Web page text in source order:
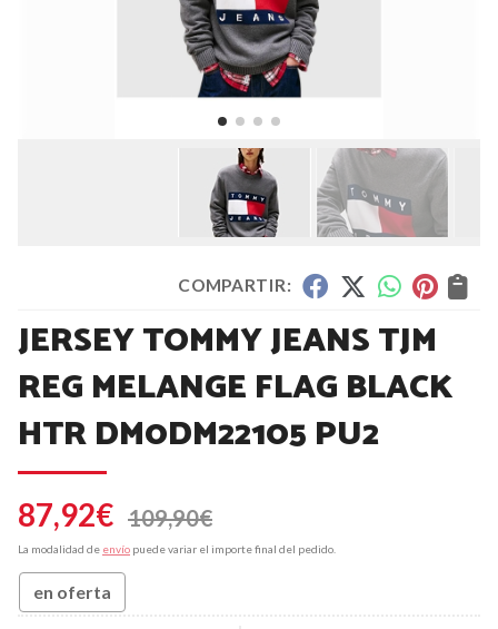
COMPARTIR:
JERSEY TOMMY JEANS TJM
REG MELANGE FLAG BLACK
HTR DM0DM22105 PU2
87,92€ 109,90€
La modalidad de envío puede variar el importe final del pedido.
en oferta